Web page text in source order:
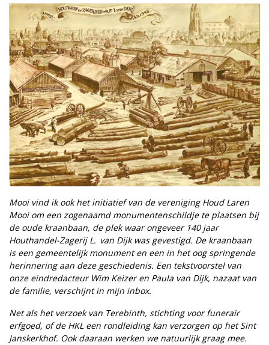
Mooi vind ik ook het initiatief van de vereniging Houd Laren
Mooi om een zogenaamd monumentenschildje te plaatsen bij
de oude kraanbaan, de plek waar ongeveer 140 jaar
Houthandel-Zagerij L. van Dijk was gevestigd. De kraanbaan
is een gemeentelijk monument en een in het oog springende
herinnering aan deze geschiedenis. Een tekstvoorstel van
onze eindredacteur Wim Keizer en Paula van Dijk, nazaat van
de familie, verschijnt in mijn inbox.
Net als het verzoek van Terebinth, stichting voor funerair
erfgoed, of de HKL een rondleiding kan verzorgen op het Sint
Janskerkhof. Ook daaraan werken we natuurlijk graag mee.